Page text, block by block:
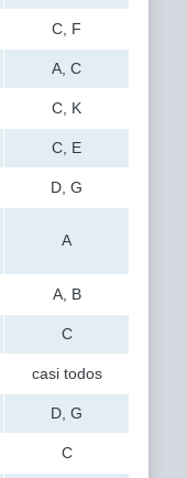
C, F
A, C
C, K
C, E
D, G
A
A, B
C
casi todos
D, G
C